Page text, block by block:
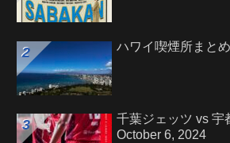
ハワイ喫煙所まとめ
千葉ジェッツ vs
October 6, 2024